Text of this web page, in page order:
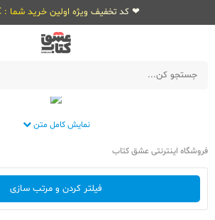
❤ کد تخفیف ویژه اولین خرید شما : KLC ❤
نمایش کامل متن
فروشگاه اینترنتی عشق کتاب
فیلتر کردن و مرتب سازی